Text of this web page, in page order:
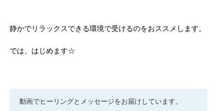
静かでリラックスできる環境で受けるのをおススメします。
では、はじめます☆
動画でヒーリングとメッセージをお届けしています。